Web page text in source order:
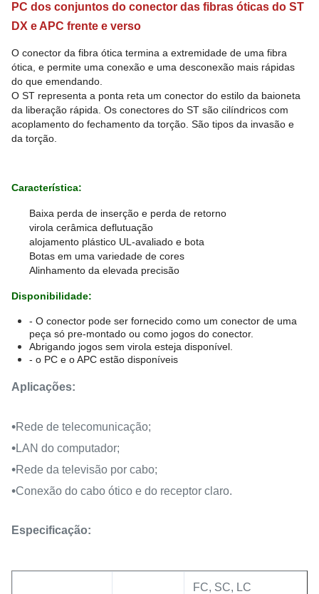
PC dos conjuntos do conector das fibras óticas do ST
DX e APC frente e verso
O conector da fibra ótica termina a extremidade de uma fibra
ótica, e permite uma conexão e uma desconexão mais rápidas
do que emendando.
O ST representa a ponta reta um conector do estilo da baioneta
da liberação rápida. Os conectores do ST são cilíndricos com
acoplamento do fechamento da torção. São tipos da invasão e
da torção.
Característica:
Baixa perda de inserção e perda de retorno
virola cerâmica deflutuação
alojamento plástico UL-avaliado e bota
Botas em uma variedade de cores
Alinhamento da elevada precisão
Disponibilidade:
- O conector pode ser fornecido como um conector de uma
peça só pre-montado ou como jogos do conector.
Abrigando jogos sem virola esteja disponível.
- o PC e o APC estão disponíveis
Aplicações:
•Rede de telecomunicação;
•LAN do computador;
•Rede da televisão por cabo;
•Conexão do cabo ótico e do receptor claro.
Especificação:
FC, SC, LC